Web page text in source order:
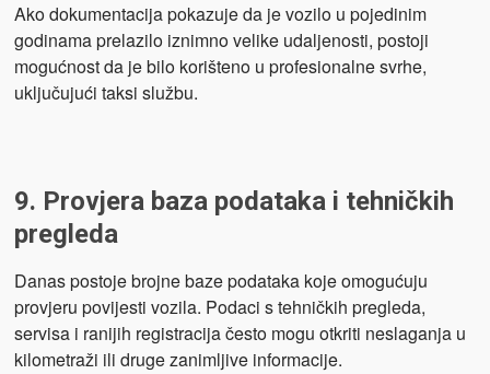
Ako dokumentacija pokazuje da je vozilo u pojedinim
godinama prelazilo iznimno velike udaljenosti, postoji
mogućnost da je bilo korišteno u profesionalne svrhe,
uključujući taksi službu.
9. Provjera baza podataka i tehničkih
pregleda
Danas postoje brojne baze podataka koje omogućuju
provjeru povijesti vozila. Podaci s tehničkih pregleda,
servisa i ranijih registracija često mogu otkriti neslaganja u
kilometraži ili druge zanimljive informacije.